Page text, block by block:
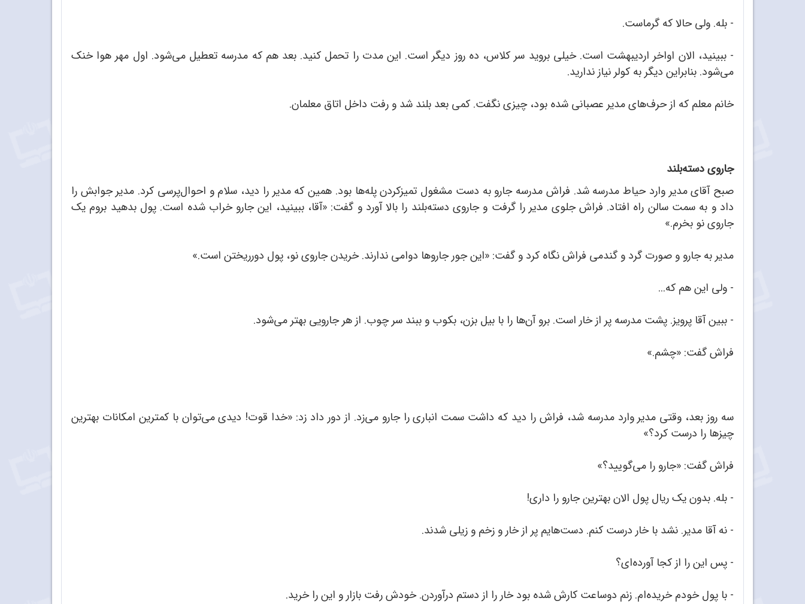
- بله. ولی حالا که گرماست.
- ببینید، الان اواخر اردیبهشت است. خیلی بروید سر کلاس، ده روز دیگر است. این مدت را تحمل کنید. بعد هم که مدرسه تعطیل می‌شود. اول مهر هوا خنک
می‌شود. بنابراین دیگر به کولر نیاز ندارید.
خانم معلم که از حرف‌های مدیر عصبانی شده بود، چیزی نگفت. کمی بعد بلند شد و رفت داخل اتاق معلمان.
جاروی دسته‌بلند
صبح آقای مدیر وارد حیاط مدرسه شد. فراش مدرسه جارو به دست مشغول تمیزکردن پله‌ها بود. همین که مدیر را دید، سلام و احوال‌پرسی کرد. مدیر جوابش را
داد و به سمت سالن راه افتاد. فراش جلوی مدیر را گرفت و جاروی دسته‌بلند را بالا آورد و گفت: «آقا، ببینید، این جارو خراب شده است. پول بدهید بروم یک
جاروی نو بخرم.»
مدیر به جارو و صورت گرد و گندمی فراش نگاه کرد و گفت: «این جور جاروها دوامی ندارند. خریدن جاروی نو، پول دورریختن است.»
- ولی این هم که...
- ببین آقا پرویز. پشت مدرسه پر از خار است. برو آن‌ها را با بیل بزن، بکوب و ببند سر چوب. از هر جارویی بهتر می‌شود.
فراش گفت: «چشم.»
سه روز بعد، وقتی مدیر وارد مدرسه شد، فراش را دید که داشت سمت انباری را جارو می‌زد. از دور داد زد: «خدا قوت! دیدی می‌‌توان با کمترین امکانات بهترین
چیزها را درست کرد؟»
فراش گفت: «جارو را می‌گویید؟»
- بله. بدون یک ریال پول الان بهترین جارو را داری!
- نه آقا مدیر. نشد با خار درست کنم. دست‌هایم پر از خار و زخم و زیلی شدند.
- پس این را از کجا آورده‌ای؟
- با پول خودم خریده‌ام. زنم دوساعت کارش شده بود خار را از دستم درآوردن. خودش رفت بازار و این را خرید.